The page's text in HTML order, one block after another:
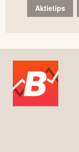
Aktietips